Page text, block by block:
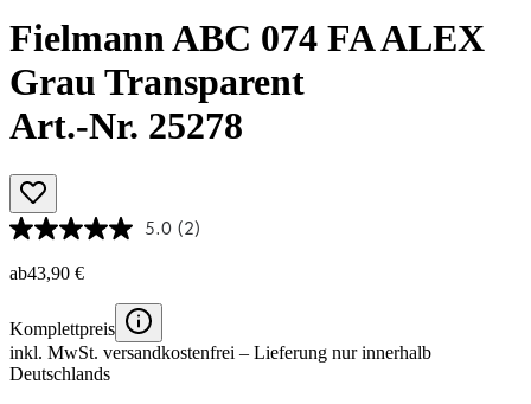
Fielmann ABC 074 FA ALEX
Grau Transparent
Art.-Nr. 25278
5.0 (2)
ab43,90 €
Komplettpreis
inkl. MwSt. versandkostenfrei – Lieferung nur innerhalb
Deutschlands